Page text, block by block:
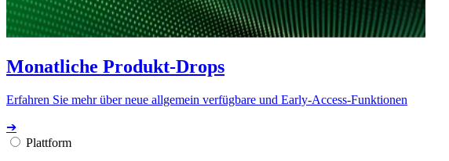
Monatliche Produkt-Drops
Erfahren Sie mehr über neue allgemein verfügbare und Early-Access-Funktionen
➔
Plattform